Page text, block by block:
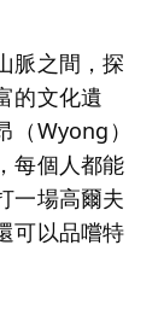
脈之間，探
的文化遺
（Wyong）
每個人都能
一場高爾夫
可以品嚐特